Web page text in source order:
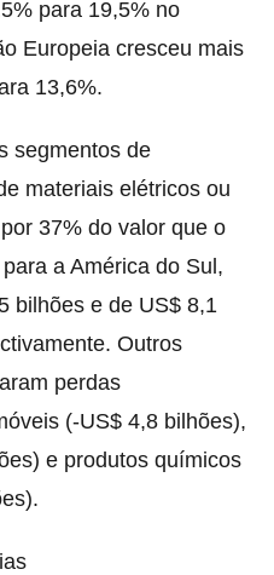
para 19,5% no
Europeia cresceu mais
13,6%.
segmentos de
materiais elétricos ou
37% do valor que o
a América do Sul,
bilhões e de US$ 8,1
Outros
perdas
(-US$ 4,8 bilhões),
e produtos químicos